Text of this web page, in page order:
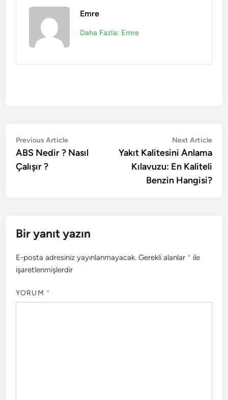
Emre
Daha Fazla: Emre
Yazı
gezinmesi
Previous ArticlePrevious
article:
ABS Nedir ? Nasıl
Çalışır ?
Next Article
Yakıt Kalitesini Anlama
Kılavuzu: En Kaliteli
Benzin Hangisi?
Bir yanıt yazın
E-posta adresiniz yayınlanmayacak. Gerekli alanlar * ile
işaretlenmişlerdir
YORUM *